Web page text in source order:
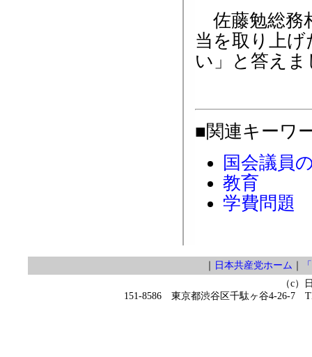
佐藤勉総務
当を取り上
い」と答えま
■関連キーワ
国会議員
教育
学費問題
日本共産党ホーム
（c）
151-8586 東京都渋谷区千駄ヶ谷4-26-7